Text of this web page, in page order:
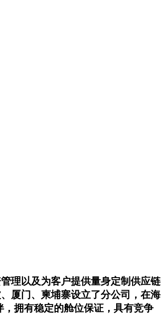
理以及为客户提供量身定制供应链
厦门、柬埔寨设立了分公司，在海
拥有稳定的舱位保证，具有竞争